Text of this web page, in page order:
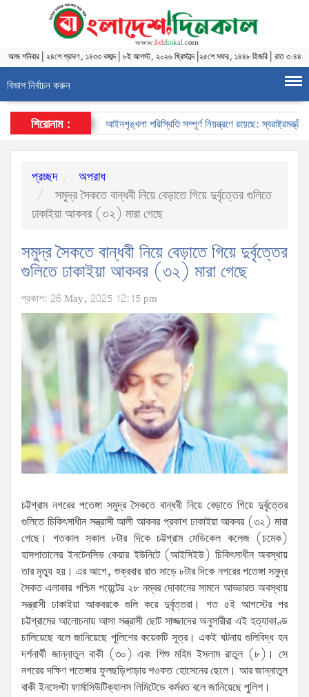
আজশনিবার| ২৪শে শ্রাবণ, ১৪৩৩ বঙ্গাব্দ| ৮ই আগস্ট, ২০২৬ খ্রিস্টাব্দ| ২৫শে সফর, ১৪৪৮ হিজরি| রাত ৩:৪৪
বিভাগ নির্বাচন করুন
শিরোনাম : আইনশৃঙ্খলা পরিস্থিতি সম্পূর্ণ নিয়ন্ত্রণে রয়েছে: স্বরাষ্ট্রমন্ত্রী
প্রচ্ছদ
অপরাধ
সমুদ্র সৈকতে বান্ধবী নিয়ে বেড়াতে গিয়ে দুর্বৃত্তের গুলিতে
ঢাকাইয়া আকবর (৩২) মারা গেছে
সমুদ্র সৈকতে বান্ধবী নিয়ে বেড়াতে গিয়ে দুর্বৃত্তের
গুলিতে ঢাকাইয়া আকবর (৩২) মারা গেছে
প্রকাশ: 26 May, 2025 12:15 pm
চট্টগ্রাম নগরের পতেঙ্গা সমুদ্র সৈকতে বান্ধবী নিয়ে বেড়াতে গিয়ে দুর্বৃত্তের
গুলিতে চিকিৎসাধীন সন্ত্রাসী আলী আকবর প্রকাশ ঢাকাইয়া আকবর (৩২) মারা
গেছে। গতকাল সকাল ৮টার দিকে চট্টগ্রাম মেডিকেল কলেজ (চমেক)
হাসপাতালের ইনটেনসিভ কেয়ার ইউনিটে (আইসিইউ) চিকিৎসাধীন অবস্থায়
তার মৃত্যু হয়। এর আগে, শুক্রবার রাত সাড়ে ৮টার দিকে নগরের পতেঙ্গা সমুদ্র
সৈকত এলাকার পশ্চিম পয়েন্টের ২৮ নম্বর দোকানের সামনে আড্ডারত অবস্থায়
সন্ত্রাসী ঢাকাইয়া আকবরকে গুলি করে দুর্বৃত্তরা। গত ৫ই আগস্টের পর
চট্টগ্রামের আলোচনায় আসা সন্ত্রাসী ছোট সাজ্জাদের অনুসারীরা এই হত্যাকাণ্ড
চালিয়েছে বলে জানিয়েছে পুলিশের কয়েকটি সূত্র। একই ঘটনায় গুলিবিদ্ধ হন
দর্শনার্থী জান্নাতুল বাকী (৩০) এবং শিশু মহিম ইসলাম রাতুল (৮)। সে
নগরের দক্ষিণ পতেঙ্গার ফুলছড়িপাড়ার শওকত হোসেনের ছেলে। আর জান্নাতুল
বাকী ইনসেপ্টা ফার্মাসিউটিক্যালস লিমিটেডে কর্মরত বলে জানিয়েছে পুলিশ।